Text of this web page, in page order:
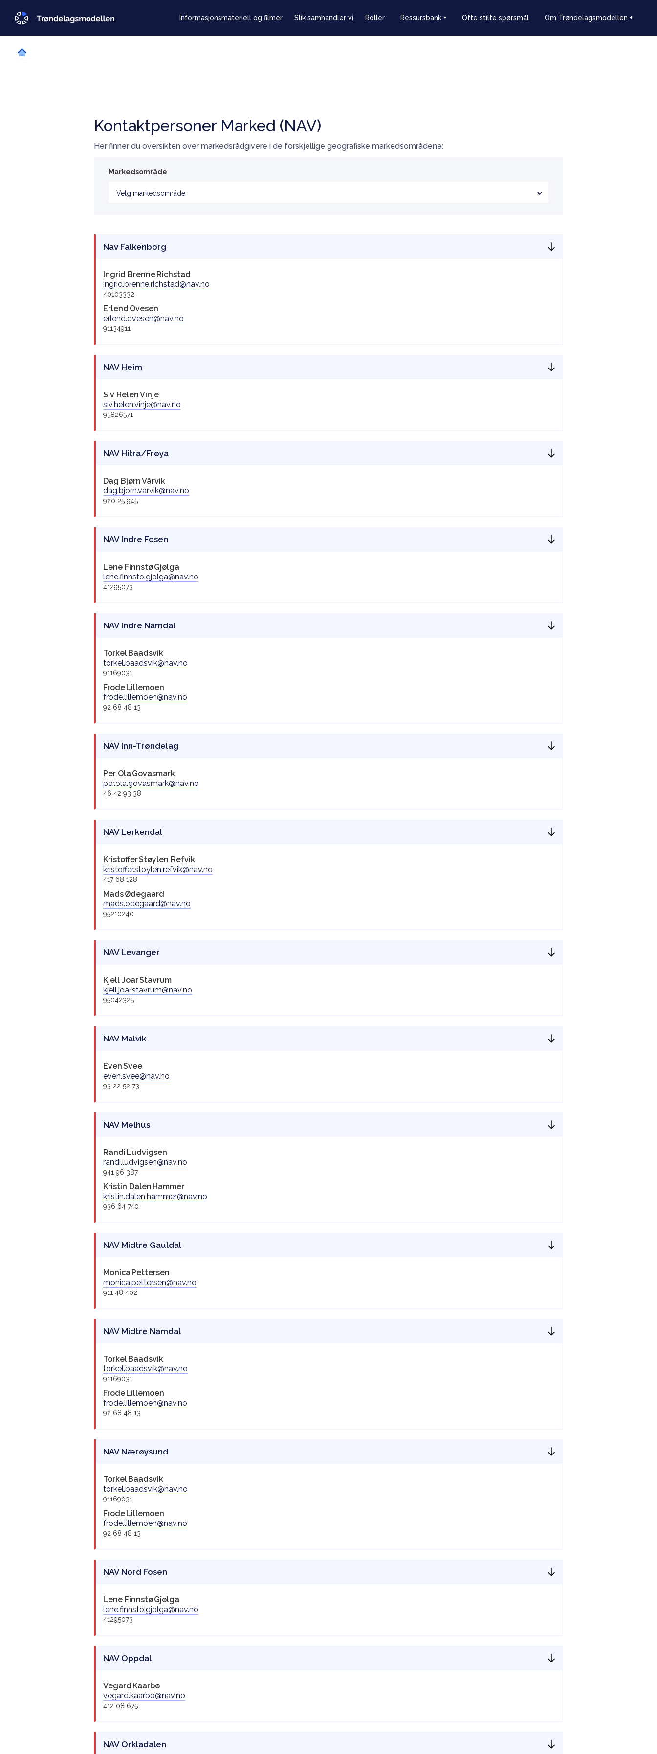
Informasjonsmateriell og filmer Slik samhandler vi Roller Ressursbank + Ofte stilte spørsmål Om Trøndelagsmodellen +
Kontaktpersoner Marked (NAV)
Her finner du oversikten over markedsrådgivere i de forskjellige geografiske markedsområdene:
Markedsområde
Nav Falkenborg
Ingrid BrenneRichstad
ingrid.brenne.richstad@nav.no
40103332
Erlend Ovesen
erlend.ovesen@nav.no
91134911
NAV Heim
Siv HelenVinje
siv.helen.vinje@nav.no
95826571
NAV Hitra/Frøya
Dag BjørnVårvik
dag.bjorn.varvik@nav.no
920 25 945
NAV Indre Fosen
Lene FinnstøGjølga
lene.finnsto.gjolga@nav.no
41295073
NAV Indre Namdal
TorkelBaadsvik
torkel.baadsvik@nav.no
91169031
FrodeLillemoen
frode.lillemoen@nav.no
92 68 48 13
NAV Inn-Trøndelag
Per Ola Govasmark
per.ola.govasmark@nav.no
46 42 93 38
NAV Lerkendal
KristofferStøylen Refvik
kristoffer.stoylen.refvik@nav.no
417 68 128
MadsØdegaard
mads.odegaard@nav.no
95210240
NAV Levanger
Kjell JoarStavrum
kjell.joar.stavrum@nav.no
95042325
NAV Malvik
EvenSvee
even.svee@nav.no
93 22 52 73
NAV Melhus
Randi Ludvigsen
randi.ludvigsen@nav.no
941 96 387
Kristin Dalen Hammer
kristin.dalen.hammer@nav.no
936 64 740
NAV Midtre Gauldal
Monica Pettersen
monica.pettersen@nav.no
911 48 402
NAV Midtre Namdal
TorkelBaadsvik
torkel.baadsvik@nav.no
91169031
FrodeLillemoen
frode.lillemoen@nav.no
92 68 48 13
NAV Nærøysund
TorkelBaadsvik
torkel.baadsvik@nav.no
91169031
FrodeLillemoen
frode.lillemoen@nav.no
92 68 48 13
NAV Nord Fosen
Lene FinnstøGjølga
lene.finnsto.gjolga@nav.no
41295073
NAV Oppdal
Vegard Kaarbø
vegard.kaarbo@nav.no
412 08 675
NAV Orkladalen